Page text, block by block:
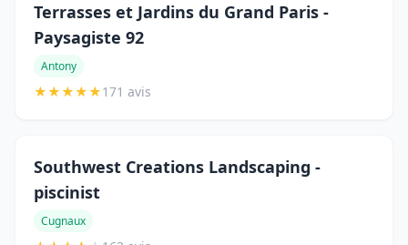
Terrasses et Jardins du Grand Paris -
Paysagiste 92
Antony
★★★★★171 avis
Southwest Creations Landscaping -
piscinist
Cugnaux